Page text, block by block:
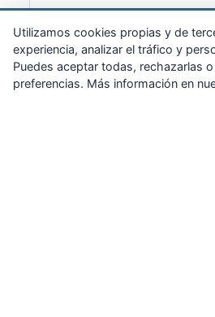
Utilizamos cookies propias y de
experiencia, analizar el tráfico y
Puedes aceptar todas, rechazarlas
preferencias. Más información en